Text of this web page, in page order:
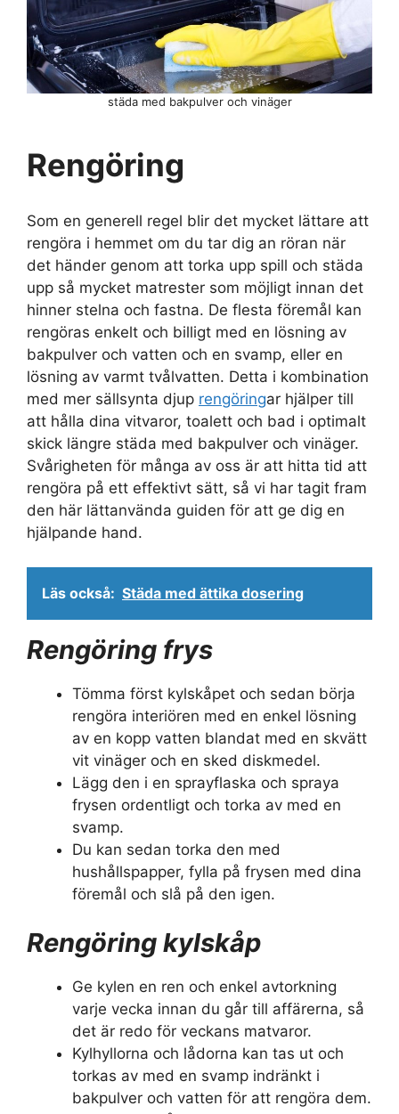
städa med bakpulver och vinäger
Rengöring
Som en generell regel blir det mycket lättare att
rengöra i hemmet om du tar dig an röran när
det händer genom att torka upp spill och städa
upp så mycket matrester som möjligt innan det
hinner stelna och fastna. De flesta föremål kan
rengöras enkelt och billigt med en lösning av
bakpulver och vatten och en svamp, eller en
lösning av varmt tvålvatten. Detta i kombination
med mer sällsynta djup rengöringar hjälper till
att hålla dina vitvaror, toalett och bad i optimalt
skick längre städa med bakpulver och vinäger.
Svårigheten för många av oss är att hitta tid att
rengöra på ett effektivt sätt, så vi har tagit fram
den här lättanvända guiden för att ge dig en
hjälpande hand.
Läs också: Städa med ättika dosering
Rengöring frys
Tömma först kylskåpet och sedan börja
rengöra interiören med en enkel lösning
av en kopp vatten blandat med en skvätt
vit vinäger och en sked diskmedel.
Lägg den i en sprayflaska och spraya
frysen ordentligt och torka av med en
svamp.
Du kan sedan torka den med
hushållspapper, fylla på frysen med dina
föremål och slå på den igen.
Rengöring kylskåp
Ge kylen en ren och enkel avtorkning
varje vecka innan du går till affärerna, så
det är redo för veckans matvaror.
Kylhyllorna och lådorna kan tas ut och
torkas av med en svamp indränkt i
bakpulver och vatten för att rengöra dem.